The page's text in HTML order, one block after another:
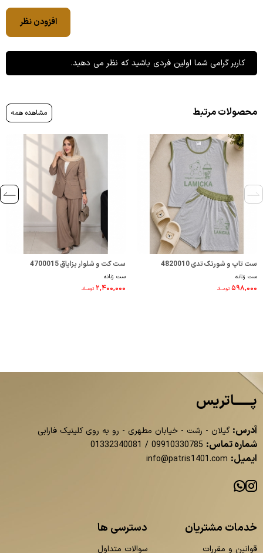
افزودن نظر
کاربر گرامی شما اولین فردی باشید که نظر می دهید.
محصولات مرتبط مشاهده همه
ست تاپ و شورتک تدی 4820010
ست زنانه
۵۹۸,۰۰۰ تومــانـ
ست کت و شلوار بزایاق 4700015
ست زنانه
۲,۴۰۰,۰۰۰ تومــانـ
پــــــاتریس
آدرس: گیلان - رشت - خیابان مطهری - رو به روی کلینیک فارابی
شماره تماس: 09910330785
/
01332340081
ایمیل: info@patris1401.com
خدمات مشتریان
قوانین و مقررات
دسترسی ها
سوالات متداول